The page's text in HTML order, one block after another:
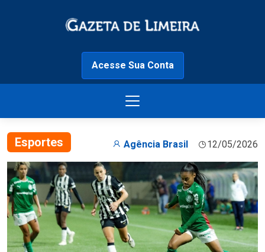
Acesse Sua Conta
Esportes Agência Brasil 12/05/2026